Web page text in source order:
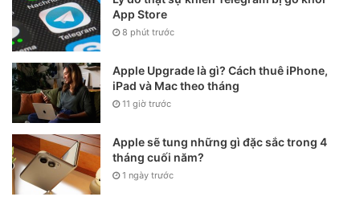
App Store
8 phút trước
Apple Upgrade là gì? Cách thuê iPhone,
iPad và Mac theo tháng
11 giờ trước
Apple sẽ tung những gì đặc sắc trong 4
tháng cuối năm?
1 ngày trước